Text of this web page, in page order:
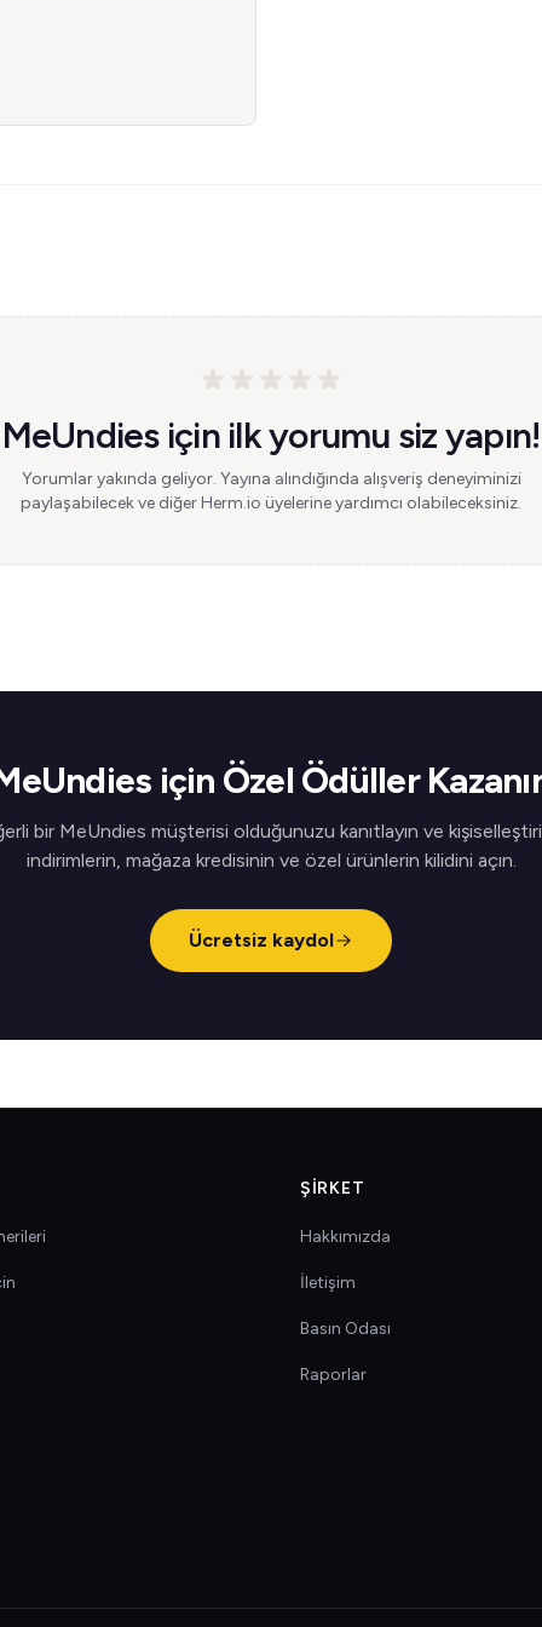
MeUndies için ilk yorumu siz yapın!
Yorumlar yakında geliyor. Yayına alındığında alışveriş deneyiminizi
paylaşabilecek ve diğer Herm.io üyelerine yardımcı olabileceksiniz.
için Özel Ödüller
bir MeUndies müşterisi olduğunuzu kanıtlayın ve
indirimlerin, mağaza kredisinin ve özel ürünlerin kilidini açın.
Ücretsiz kaydol
ŞIRKET
Hakkımızda
İletişim
Basın Odası
Raporlar